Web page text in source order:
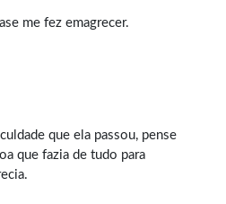
me fez emagrecer.
que ela passou, pense
que fazia de tudo para